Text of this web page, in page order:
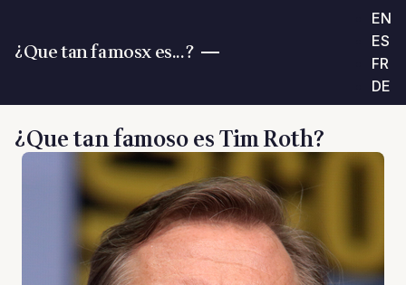
¿Que tan famosx es...?
EN
ES
FR
DE
¿Que tan famoso es Tim Roth?